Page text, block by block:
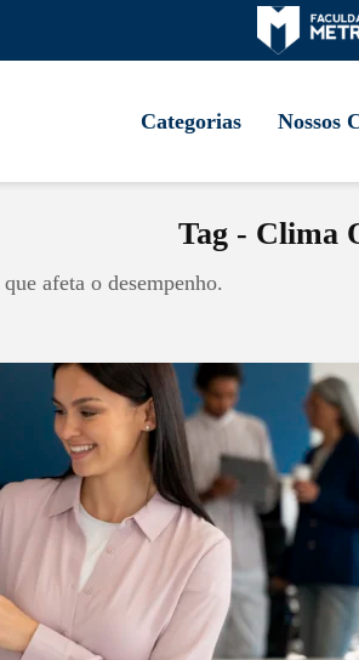
Categorias Nossos
Tag - Clima
afeta o desempenho.